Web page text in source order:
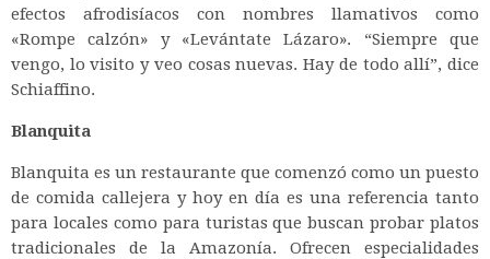
efectos afrodisíacos con nombres llamativos como
«Rompe calzón» y «Levántate Lázaro». “Siempre que
vengo, lo visito y veo cosas nuevas. Hay de todo allí”, dice
Schiaffino.
Blanquita
Blanquita es un restaurante que comenzó como un puesto
de comida callejera y hoy en día es una referencia tanto
para locales como para turistas que buscan probar platos
tradicionales de la Amazonía. Ofrecen especialidades